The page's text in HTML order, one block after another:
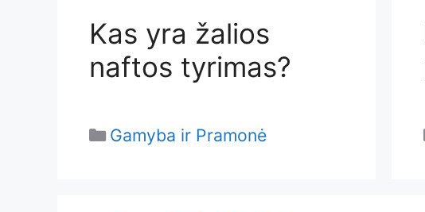
Kas yra žalios
naftos tyrimas?
Categories
Gamyba ir Pramonė